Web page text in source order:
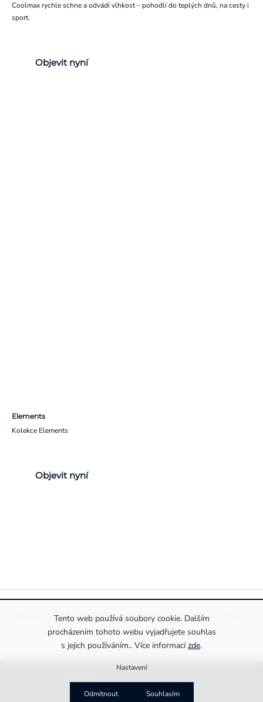
Tento web používá soubory cookie. Dalším
procházením tohoto webu vyjadřujete souhlas
s jejich používáním.. Více informacízde.
Nastavení
Odmítnout Souhlasím
Coolmax rychle schne a odvádí vlhkost – pohodlí do teplých dnů, na cesty i
sport.
Objevit nyní
Elements
Kolekce Elements
Objevit nyní
Pravidla ochrany a zpracování osobních údajůInformace o cookies
na platformě
Shoptet Premium